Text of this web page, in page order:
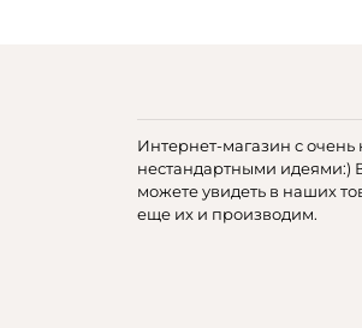
Интернет-магазин с
нестандартными идеями:)
можете увидеть в наших
еще их и производим.